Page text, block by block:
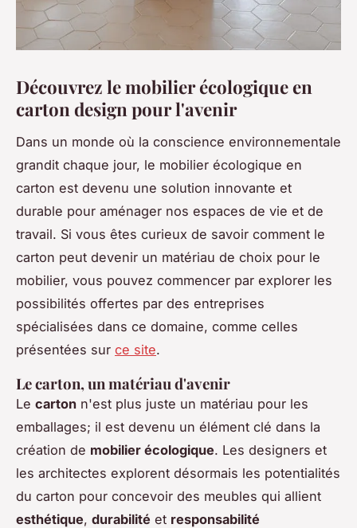
Découvrez le mobilier écologique en
carton design pour l'avenir
Dans un monde où la conscience environnementale
grandit chaque jour, le mobilier écologique en
carton est devenu une solution innovante et
durable pour aménager nos espaces de vie et de
travail. Si vous êtes curieux de savoir comment le
carton peut devenir un matériau de choix pour le
mobilier, vous pouvez commencer par explorer les
possibilités offertes par des entreprises
spécialisées dans ce domaine, comme celles
présentées sur ce site.
Le carton, un matériau d'avenir
Le carton n'est plus juste un matériau pour les
emballages; il est devenu un élément clé dans la
création de mobilier écologique. Les designers et
les architectes explorent désormais les potentialités
du carton pour concevoir des meubles qui allient
esthétique, durabilité et responsabilité